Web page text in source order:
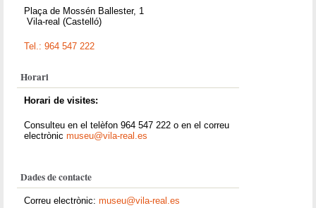
Plaça de Mossén Ballester, 1
Vila-real (Castelló)
Tel.: 964 547 222
Horari
Horari de visites:
Consulteu en el telèfon 964 547 222 o en el correu
electrònicmuseu@vila-real.es
Dades de contacte
Correu electrònic:museu@vila-real.es